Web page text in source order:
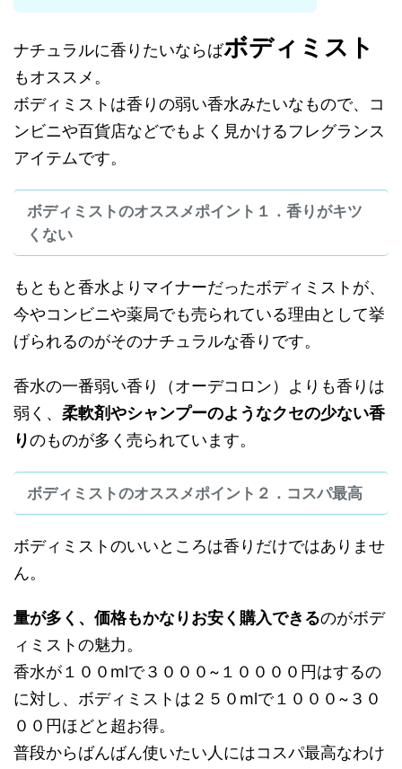
ナチュラルに香りたいならばボディミスト
もオススメ。
ボディミストは香りの弱い香水みたいなもので、コ
ンビニや百貨店などでもよく見かけるフレグランス
アイテムです。
ボディミストのオススメポイント１．香りがキツ
くない
もともと香水よりマイナーだったボディミストが、
今やコンビニや薬局でも売られている理由として挙
げられるのがそのナチュラルな香りです。
香水の一番弱い香り（オーデコロン）よりも香りは
弱く、 柔軟剤やシャンプーのようなクセの少ない香
りのものが多く売られています。
ボディミストのオススメポイント２．コスパ最高
ボディミストのいいところは香りだけではありませ
ん。
量が多く、価格もかなりお安く購入できるのがボデ
ィミストの魅力。
香水が１００mlで３０００~１００００円はするの
に対し、ボディミストは２５０mlで１０００~３０
００円ほどと超お得。
普段からばんばん使いたい人にはコスパ最高なわけ